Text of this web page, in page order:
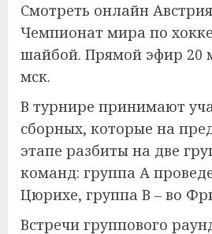
Смотреть онлайн
Чемпионат мира по
шайбой. Прямой эфир 20
мск.
В турнире принимают
сборных, которые на
этапе разбиты на две
команд: группа А
Цюрихе, группа В – во
Встречи группового